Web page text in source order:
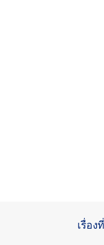
เรื่อง